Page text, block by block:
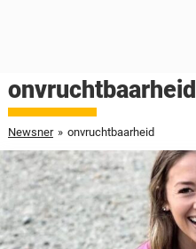
onvruchtbaarheid
Newsner » onvruchtbaarheid